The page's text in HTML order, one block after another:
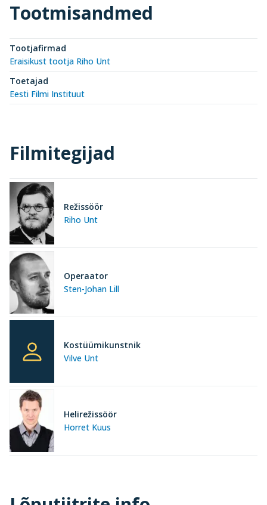
Tootmisandmed
Tootjafirmad
Eraisikust tootja Riho Unt
Toetajad
Eesti Filmi Instituut
Filmitegijad
Riho Unt
Režissöör
Sten-Johan Lill
Operaator
Vilve Unt
Kostüümikunstnik
Horret Kuus
Helirežissöör